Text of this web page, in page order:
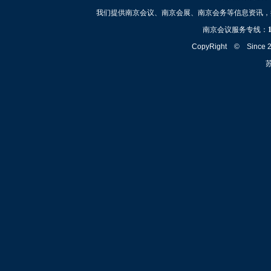
我们提供南京会议、南京会展、南京会务等信息资讯
南京会议服务专线：
CopyRight © Since